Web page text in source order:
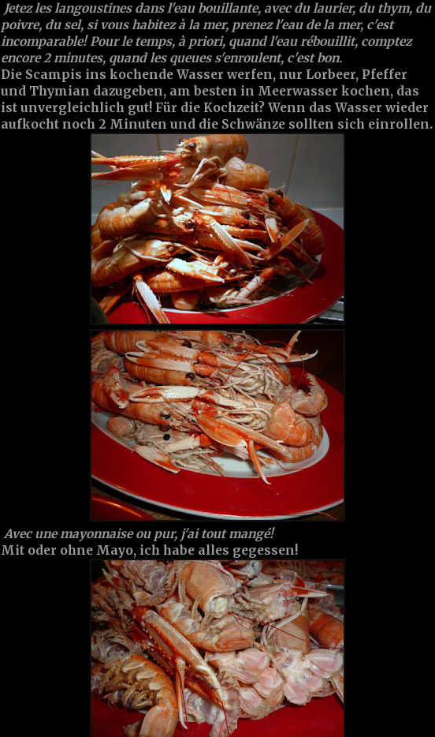
Jetez les langoustines dans l'eau bouillante, avec du laurier, du thym, du
poivre, du sel, si vous habitez à la mer, prenez l'eau de la mer, c'est
incomparable! Pour le temps, à priori, quand l'eau rébouillit, comptez
encore 2 minutes, quand les queues s'enroulent, c'est bon.
Die Scampis ins kochende Wasser werfen, nur Lorbeer, Pfeffer
und Thymian dazugeben, am besten in Meerwasser kochen, das
ist unvergleichlich gut! Für die Kochzeit? Wenn das Wasser wieder
aufkocht noch 2 Minuten und die Schwänze sollten sich einrollen.
Avec une mayonnaise ou pur, j'ai tout mangé!
Mit oder ohne Mayo, ich habe alles gegessen!